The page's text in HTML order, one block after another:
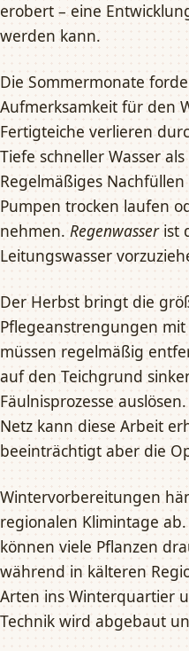
erobert – eine
werden kann.
Die Sommermonate
Aufmerksamkeit für den
Fertigteiche verlieren
Tiefe schneller Wasser
Regelmäßiges
Pumpen trocken laufen
nehmen. Regenwasserist
Leitungswasser
Der Herbst bringt die
Pflegeanstrengungen
müssen regelmäßig
auf den Teichgrund
Fäulnisprozesse
Netz kann diese Arbeit
beeinträchtigt aber die
Wintervorbereitungen
regionalen Klimintage
können viele Pflanzen
während in kälteren
Arten ins Winterquartier
Technik wird abgebaut